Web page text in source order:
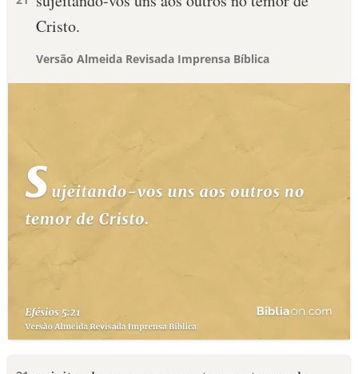
Cristo.
Versão Almeida Revisada Imprensa Bíblica